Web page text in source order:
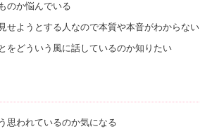
のか悩んでいる
せようとする人なので本質や本音がわからない
をどういう風に話しているのか知りたい
思われているのか気になる